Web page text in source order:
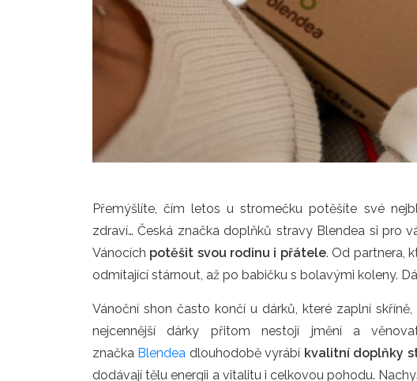
Přemýšlíte, čím letos u stromečku potěšíte své
zdraví… Česká značka doplňků stravy Blendea si pro
Vánocích potěšit svou rodinu i přátele. Od partnera,
odmítající stárnout, až po babičku s bolavými koleny.
Vánoční shon často končí u dárků, které zaplní
nejcennější dárky přitom nestojí jmění a
značka Blendea dlouhodobě vyrábí kvalitní doplňky
dodávají tělu energii a vitalitu i celkovou pohodu.